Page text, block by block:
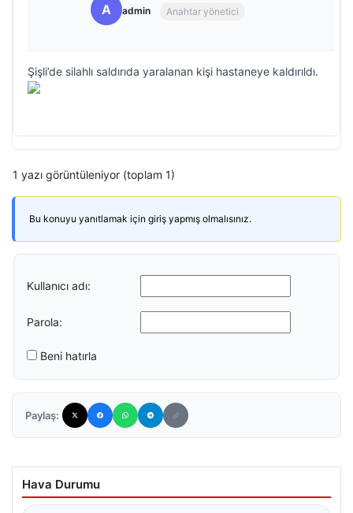
A admin Anahtar yönetici
Şişli’de silahlı saldırıda yaralanan kişi hastaneye kaldırıldı.
1 yazı görüntüleniyor (toplam 1)
Bu konuyu yanıtlamak için giriş yapmış olmalısınız.
Kullanıcı adı:
Parola:
Beni hatırla
Paylaş:
Hava Durumu